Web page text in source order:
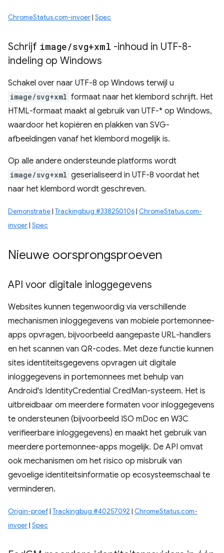
ChromeStatus.com-invoer| Spec
Schrijf image/svg+xml -inhoud in UTF-8-
indeling op Windows
Schakel over naar UTF-8 op Windows terwijl u
image/svg+xml formaat naar het klembord schrijft. Het
HTML-formaat maakt al gebruik van UTF-* op Windows,
waardoor het kopiëren en plakken van SVG-
afbeeldingen vanaf het klembord mogelijk is.
Op alle andere ondersteunde platforms wordt
image/svg+xml geserialiseerd in UTF-8 voordat het
naar het klembord wordt geschreven.
Demonstratie| Trackingbug #338250106| ChromeStatus.com-
invoer| Spec
Nieuwe oorsprongsproeven
API voor digitale inloggegevens
Websites kunnen tegenwoordig via verschillende
mechanismen inloggegevens van mobiele portemonnee-
apps opvragen, bijvoorbeeld aangepaste URL-handlers
en het scannen van QR-codes. Met deze functie kunnen
sites identiteitsgegevens opvragen uit digitale
inloggegevens in portemonnees met behulp van
Android's IdentityCredential CredMan-systeem. Het is
uitbreidbaar om meerdere formaten voor inloggegevens
te ondersteunen (bijvoorbeeld ISO mDoc en W3C
verifieerbare inloggegevens) en maakt het gebruik van
meerdere portemonnee-apps mogelijk. De API omvat
ook mechanismen om het risico op misbruik van
gevoelige identiteitsinformatie op ecosysteemschaal te
verminderen.
Origin-proef| Trackingbug #40257092 | ChromeStatus.com-
invoer| Spec